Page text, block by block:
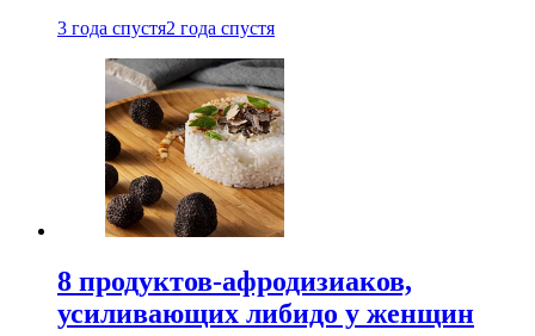
3 года спустя2 года спустя
8 продуктов-афродизиаков,
усиливающих либидо у женщин